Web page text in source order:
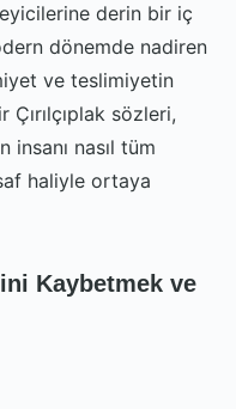
derin bir iç
dönemde nadiren
ve teslimiyetin
sözleri,
insanı nasıl tüm
haliyle ortaya
Kaybetmek ve